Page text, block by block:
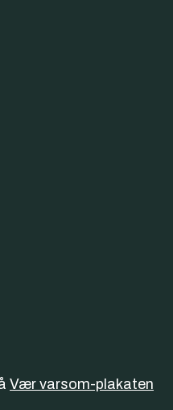
Vær varsom-plakaten